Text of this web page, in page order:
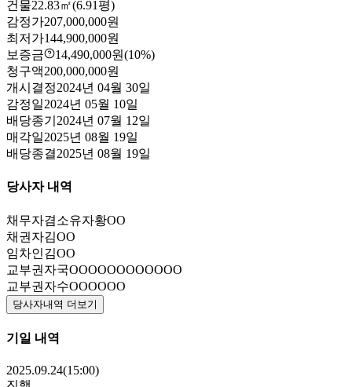
건물22.83㎡(6.91평)
감정가207,000,000원
최저가144,900,000원
보증금
14,490,000원(10%)
청구액200,000,000원
개시결정2024년 04월 30일
감정일2024년 05월 10일
배당종기 2024년 07월 12일
매각일2025년 08월 19일
배당종결2025년 08월 19일
당사자 내역
채무자겸소유자황OO
채권자김OO
임차인김OO
교부권자국OOOOOOOOOOOO
교부권자수OOOOOO
당사자내역 더보기
기일 내역
2025.09.24(15:00)